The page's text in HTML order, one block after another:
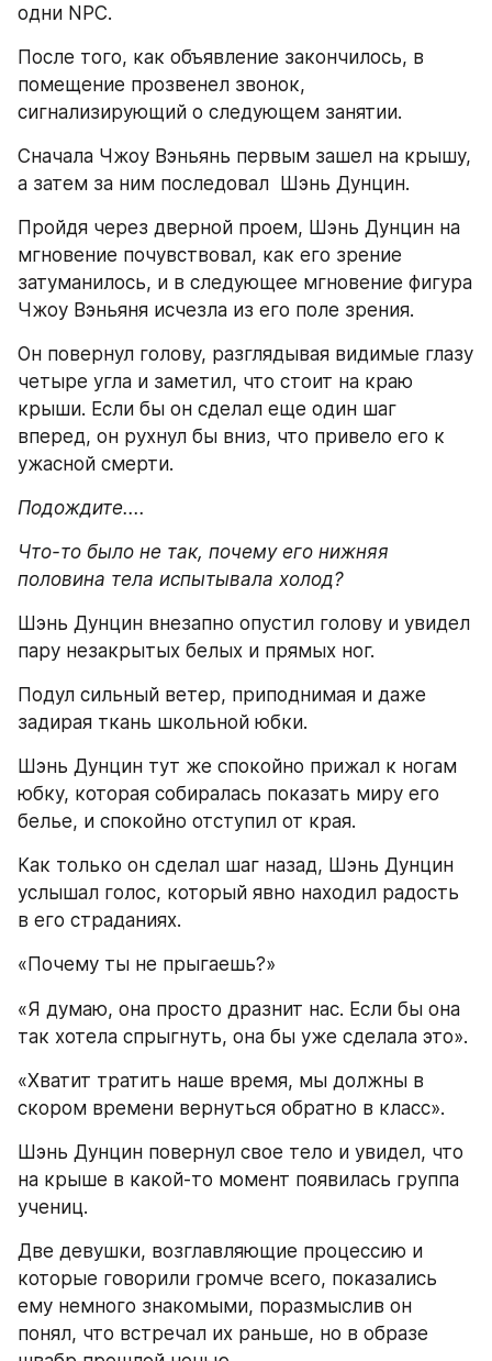
одни NPC.
После того, как объявление закончилось, в
помещение прозвенел звонок,
сигнализирующий о следующем занятии.
Сначала Чжоу Вэньянь первым зашел на крышу,
а затем за ним последовал  Шэнь Дунцин.
Пройдя через дверной проем, Шэнь Дунцин на
мгновение почувствовал, как его зрение
затуманилось, и в следующее мгновение фигура
Чжоу Вэньяня исчезла из его поле зрения.
Он повернул голову, разглядывая видимые глазу
четыре угла и заметил, что стоит на краю
крыши. Если бы он сделал еще один шаг
вперед, он рухнул бы вниз, что привело его к
ужасной смерти.
Подождите....
Что-то было не так, почему его нижняя
половина тела испытывала холод?
Шэнь Дунцин внезапно опустил голову и увидел
пару незакрытых белых и прямых ног.
Подул сильный ветер, приподнимая и даже
задирая ткань школьной юбки.
Шэнь Дунцин тут же спокойно прижал к ногам
юбку, которая собиралась показать миру его
белье, и спокойно отступил от края.
Как только он сделал шаг назад, Шэнь Дунцин
услышал голос, который явно находил радость
в его страданиях.
«Почему ты не прыгаешь?»
«Я думаю, она просто дразнит нас. Если бы она
так хотела спрыгнуть, она бы уже сделала это».
«Хватит тратить наше время, мы должны в
скором времени вернуться обратно в класс».
Шэнь Дунцин повернул свое тело и увидел, что
на крыше в какой-то момент появилась группа
учениц.
Две девушки, возглавляющие процессию и
которые говорили громче всего, показались
ему немного знакомыми, поразмыслив он
понял, что встречал их раньше, но в образе